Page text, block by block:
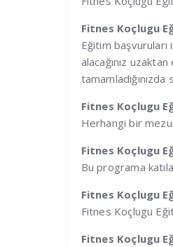
Fitnes Koçlugu
Eğitim
alacağınız
Fitnes Koçlugu
Herhangi bir
Fitnes Koçlugu
Bu programa
Fitnes Koçlugu
Fitnes Koçlugu
Fitnes Koçlugu